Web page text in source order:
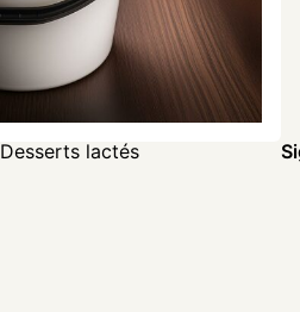
Desserts lactés